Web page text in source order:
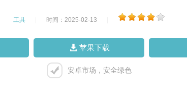
工具 时间：2025-02-13
苹果下载
安卓市场，安全绿色